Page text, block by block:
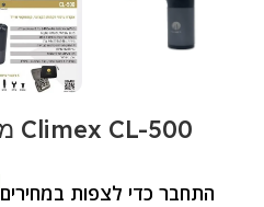
Climex CL-500 מיני אקדח מסאז'
התחבר כדי לצפות במחירים